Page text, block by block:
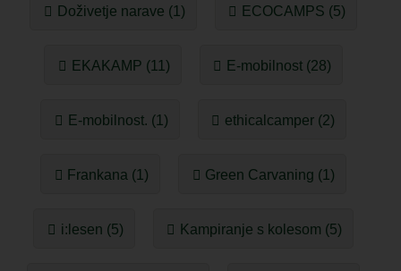
Doživetje narave (1) ECOCAMPS (5)
EKAKAMP (11) E-mobilnost (28)
E-mobilnost. (1) ethicalcamper (2)
Frankana (1) Green Carvaning (1)
i:lesen (5) Kampiranje s kolesom (5)